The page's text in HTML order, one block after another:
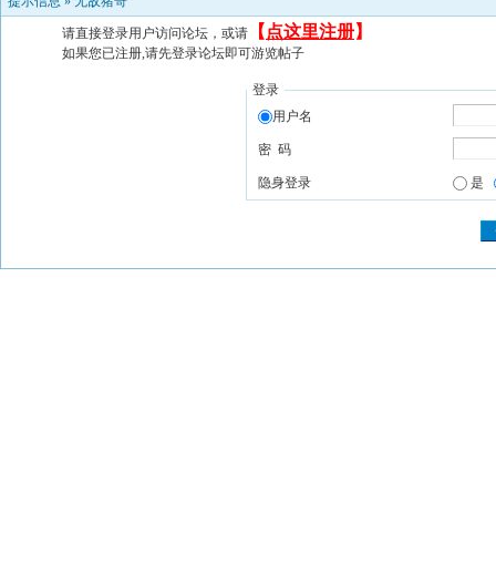
请直接登录用户访问论坛，或请 【 点这里注册】
如果您已注册,请先登录论坛即可游览帖子
登录
用户名
密 码
隐身登录 是